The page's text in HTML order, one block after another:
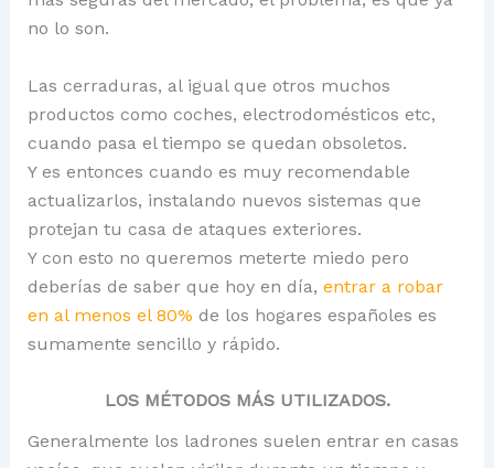
no lo son.
Las cerraduras, al igual que otros muchos
productos como coches, electrodomésticos etc,
cuando pasa el tiempo se quedan obsoletos.
Y es entonces cuando es muy recomendable
actualizarlos, instalando nuevos sistemas que
protejan tu casa de ataques exteriores.
Y con esto no queremos meterte miedo pero
deberías de saber que hoy en día, entrar a robar
en al menos el 80% de los hogares españoles es
sumamente sencillo y rápido.
LOS MÉTODOS MÁS UTILIZADOS.
Generalmente los ladrones suelen entrar en casas